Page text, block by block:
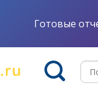
Готовые